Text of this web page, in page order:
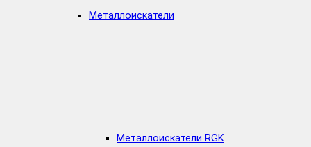
Металлоискатели
Металлоискатели RGK